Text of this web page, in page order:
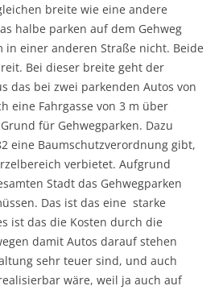
breite wie eine andere
halbe parken auf dem Gehweg
einer anderen Straße nicht. Beide
Bei dieser breite geht der
das bei zwei parkenden Autos von
eine Fahrgasse von 3 m über
für Gehwegparken. Dazu
eine Baumschutzverordnung gibt,
verbietet. Aufgrund
Stadt das Gehwegparken
Das ist das eine starke
ist das die Kosten durch die
damit Autos darauf stehen
sehr teuer sind, und auch
wäre, weil ja auch auf